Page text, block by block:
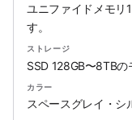
ユニファイドメモリ
す。
ストレージ
SSD 128GB〜8TBの
カラー
スペースグレイ・シ